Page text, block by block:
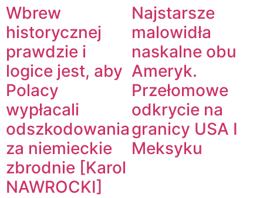
Wbrew
historycznej
prawdzie i
logice jest, aby
Polacy
wypłacali
odszkodowania
za niemieckie
zbrodnie [Karol
NAWROCKI]
Najstarsze
malowidła
naskalne obu
Ameryk.
Przełomowe
odkrycie na
granicy USA I
Meksyku